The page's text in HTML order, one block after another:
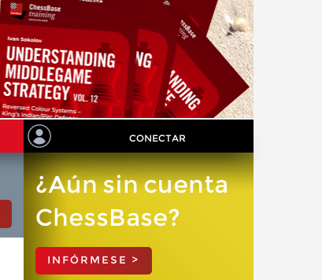
CONECTAR
¿Aún sin cuenta
ChessBase?
INFÓRMESE >